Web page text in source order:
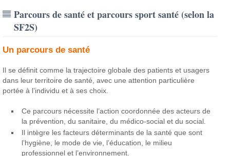
Parcours de santé et parcours sport santé (selon la
SF2S)
Un parcours de santé
Il se définit comme la trajectoire globale des patients et usagers
dans leur territoire de santé, avec une attention particulière
portée à l’individu et à ses choix.
Ce parcours nécessite l’action coordonnée des acteurs de
la prévention, du sanitaire, du médico-social et du social.
Il intègre les facteurs déterminants de la santé que sont
l’hygiène, le mode de vie, l’éducation, le milieu
professionnel et l’environnement.